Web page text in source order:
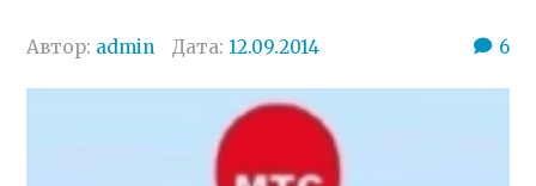
Автор: admin Дата:12.09.2014 6